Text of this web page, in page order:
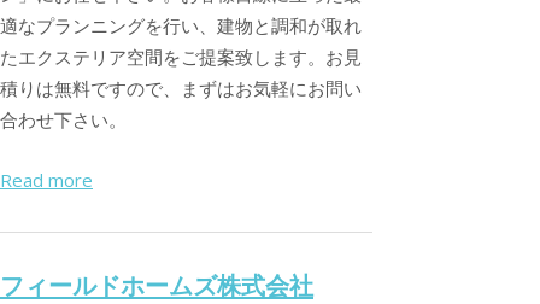
適なプランニングを行い、建物と調和が取れ
たエクステリア空間をご提案致します。お見
積りは無料ですので、まずはお気軽にお問い
合わせ下さい。
Read more
フィールドホームズ株式会社